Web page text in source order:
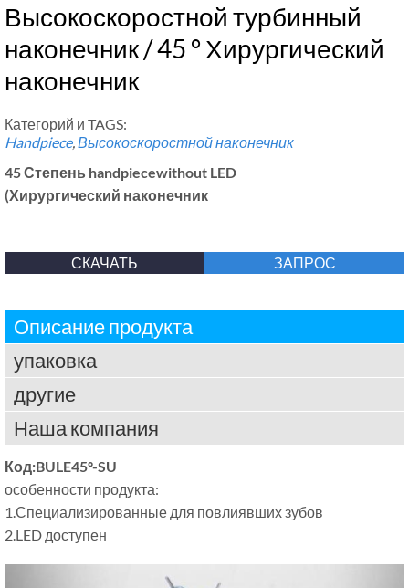
Высокоскоростной турбинный
наконечник / 45 ° Хирургический
наконечник
Категорий и TAGS:
Handpiece,Высокоскоростной наконечник
45 Степень handpiecewithout LED
(Хирургический наконечник
СКАЧАТЬ ЗАПРОС
Описание продукта
упаковка
другие
Наша компания
Код:BULE45º-SU
особенности продукта:
1.Специализированные для повлиявших зубов
2.LED доступен